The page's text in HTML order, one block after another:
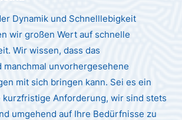
Dynamik und Schnelllebigkeit
wir großen Wert auf schnelle
Wir wissen, dass das
manchmal unvorhergesehene
mit sich bringen kann. Sei es ein
kurzfristige Anforderung, wir sind stets
umgehend auf Ihre Bedürfnisse zu